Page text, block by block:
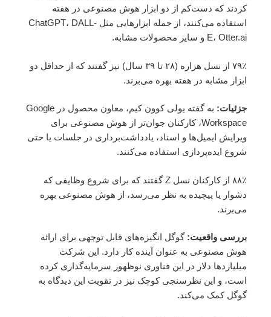
کردند که دست‌کم از دو ابزار هوش مصنوعی در هفته
استفاده می‌کنند، از جمله ابزارهایی مثل ChatGPT، DALL-
E، Otter.ai و سایر محصولات مشابه.
۷۹٪ از نسل هزاره (۲۸ تا ۳۹ سال) نیز گفتند که از حداقل دو
ابزار مشابه در هفته بهره می‌برند.
جزئیات:
به گفته یولی کوون کیم، معاون محصول در Google
Workspace، کارکنان جوان‌تر از هوش مصنوعی برای
ویرایش ایمیل‌ها و اسناد، یادداشت‌برداری در جلسات یا حتی
شروع ایده‌پردازی استفاده می‌کنند.
۸۸٪ از کارکنان نسل Z گفتند که برای شروع وظایفی که
دشوار یا پیچیده به نظر می‌رسد، از هوش مصنوعی بهره
می‌برند.
بررسی واقعیت: گوگل انگیزه‌های قابل توجهی برای ارائه
هوش مصنوعی به عنوان آینده کار دارد. این شرکت
میلیاردها دلار در این فناوری نوظهور سرمایه‌گذاری کرده
است، و این نظرسنجی کوچک نیز در تقویت این دیدگاه به
گوگل کمک می‌کند.